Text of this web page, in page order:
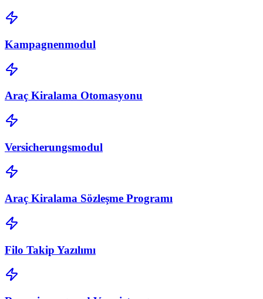
Kampagnenmodul
Araç Kiralama Otomasyonu
Versicherungsmodul
Araç Kiralama Sözleşme Programı
Filo Takip Yazılımı